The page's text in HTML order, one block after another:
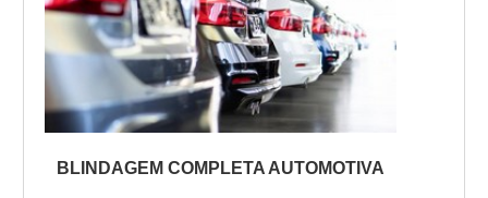
BLINDAGEM COMPLETA AUTOMOTIVA